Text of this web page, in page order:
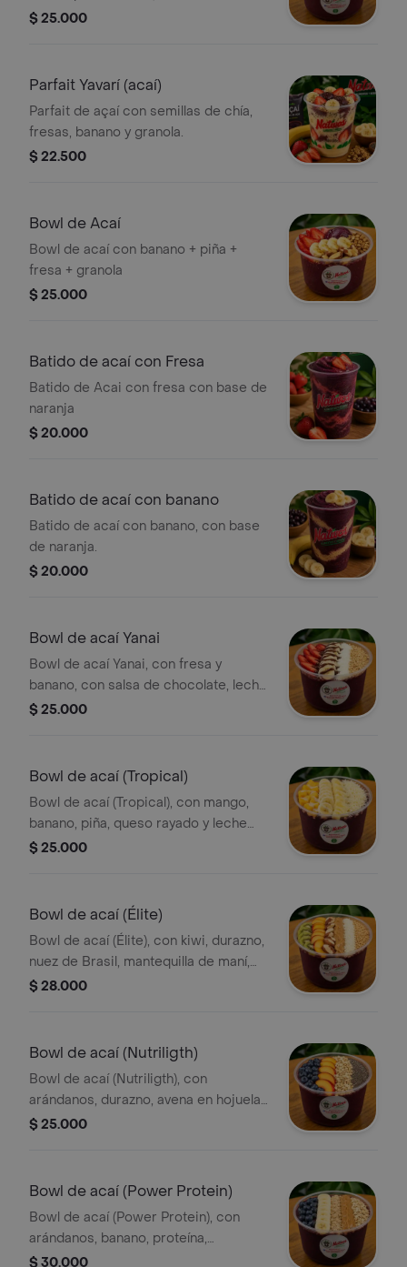
hojuelas y leche en polvo
$ 25.000
Parfait Yavarí (acaí)
Parfait de açaí con semillas de chía,
fresas, banano y granola.
$ 22.500
Bowl de Acaí
Bowl de acaí con banano + piña +
fresa + granola
$ 25.000
Batido de acaí con Fresa
Batido de Acai con fresa con base de
naranja
$ 20.000
Batido de acaí con banano
Batido de acaí con banano, con base
de naranja.
$ 20.000
Bowl de acaí Yanai
Bowl de acaí Yanai, con fresa y
banano, con salsa de chocolate, leche
en polvo y maní triturado
$ 25.000
Bowl de acaí (Tropical)
Bowl de acaí (Tropical), con mango,
banano, piña, queso rayado y leche
condensada
$ 25.000
Bowl de acaí (Élite)
Bowl de acaí (Élite), con kiwi, durazno,
nuez de Brasil, mantequilla de maní,
leche en polvo y maní triturado
$ 28.000
Bowl de acaí (Nutriligth)
Bowl de acaí (Nutriligth), con
arándanos, durazno, avena en hojuelas
y semillas de chía
$ 25.000
Bowl de acaí (Power Protein)
Bowl de acaí (Power Protein), con
arándanos, banano, proteína,
mantequilla de maní y avena de
$ 30.000